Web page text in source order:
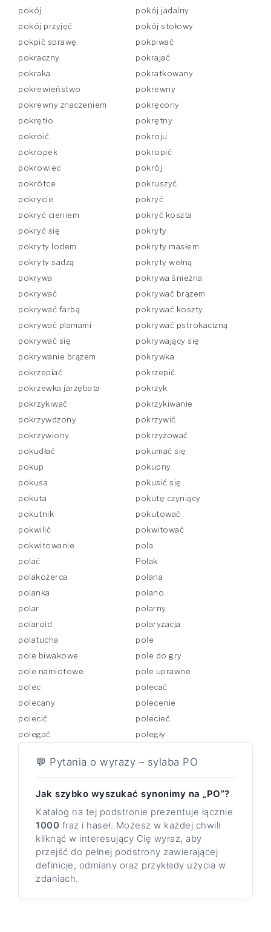
pokój
pokój jadalny
pokój przyjęć
pokój stołowy
pokpić sprawę
pokpiwać
pokraczny
pokrajać
pokraka
pokratkowany
pokrewieństwo
pokrewny
pokrewny znaczeniem
pokręcony
pokrętło
pokrętny
pokroić
pokroju
pokropek
pokropić
pokrowiec
pokrój
pokrótce
pokruszyć
pokrycie
pokryć
pokryć cieniem
pokryć koszta
pokryć się
pokryty
pokryty lodem
pokryty masłem
pokryty sadzą
pokryty wełną
pokrywa
pokrywa śnieżna
pokrywać
pokrywać brązem
pokrywać farbą
pokrywać koszty
pokrywać plamami
pokrywać pstrokacizną
pokrywać się
pokrywający się
pokrywanie brązem
pokrywka
pokrzepiać
pokrzepić
pokrzewka jarzębata
pokrzyk
pokrzykiwać
pokrzykiwanie
pokrzywdzony
pokrzywić
pokrzywiony
pokrzyżować
pokudłać
pokumać się
pokup
pokupny
pokusa
pokusić się
pokuta
pokutę czyniący
pokutnik
pokutować
pokwilić
pokwitować
pokwitowanie
pola
polać
Polak
polakożerca
polana
polanka
polano
polar
polarny
polaroid
polaryzacja
polatucha
pole
pole biwakowe
pole do gry
pole namiotowe
pole uprawne
polec
polecać
polecany
polecenie
polecić
polecieć
polegać
poległy
💬 Pytania o wyrazy – sylaba PO
Jak szybko wyszukać synonimy na „PO”?
Katalog na tej podstronie prezentuje łącznie
1000 fraz i haseł. Możesz w każdej chwili
kliknąć w interesujący Cię wyraz, aby
przejść do pełnej podstrony zawierającej
definicje, odmiany oraz przykłady użycia w
zdaniach.